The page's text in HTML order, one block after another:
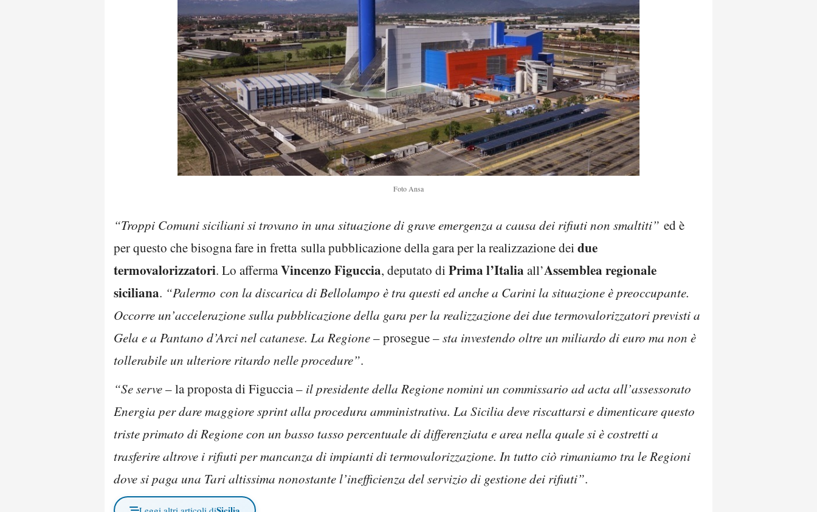
Foto Ansa
“Troppi Comuni siciliani si trovano in una situazione di grave emergenza a causa dei rifiuti non smaltiti” ed è
per questo che bisogna fare in fretta sulla pubblicazione della gara per la realizzazione dei due
termovalorizzatori. Lo affermaVincenzo Figuccia, deputato di Prima l’Italia all’Assemblea regionale
siciliana. “Palermo con la discarica di Bellolampo è tra questi ed anche a Carini la situazione è preoccupante.
Occorre un’accelerazione sulla pubblicazione della gara per la realizzazione dei due termovalorizzatori previsti a
Gela e a Pantano d’Arci nel catanese. La Regione– prosegue –sta investendo oltre un miliardo di euro ma non è
tollerabile un ulteriore ritardo nelle procedure”.
“Se serve– la proposta di Figuccia – il presidente della Regione nomini un commissario ad acta all’assessorato
Energia per dare maggiore sprint alla procedura amministrativa. La Sicilia deve riscattarsi e dimenticare questo
triste primato di Regione con un basso tasso percentuale di differenziata e area nella quale si è costretti a
trasferire altrove i rifiuti per mancanza di impianti di termovalorizzazione. In tutto ciò rimaniamo tra le Regioni
dove si paga una Tari altissima nonostante l’inefficienza del servizio di gestione dei rifiuti”.